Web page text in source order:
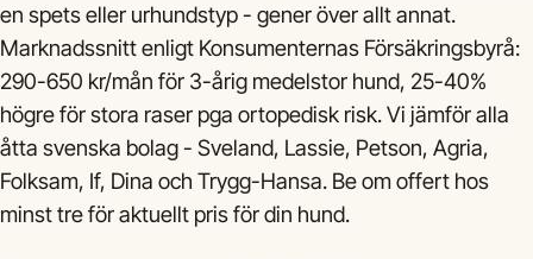
en spets eller urhundstyp - gener över allt annat.
Marknadssnitt enligt Konsumenternas Försäkringsbyrå:
290-650 kr/mån för 3-årig medelstor hund, 25-40%
högre för stora raser pga ortopedisk risk. Vi jämför alla
åtta svenska bolag - Sveland, Lassie, Petson, Agria,
Folksam, If, Dina och Trygg-Hansa. Be om offert hos
minst tre för aktuellt pris för din hund.